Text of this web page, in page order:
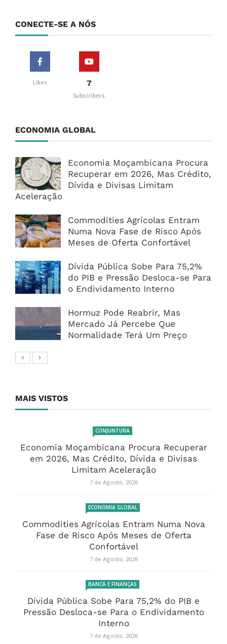
CONECTE-SE A NÓS
Likes 7
Subscribers
ECONOMIA GLOBAL
Economia Moçambicana Procura
Recuperar em 2026, Mas Crédito,
Dívida e Divisas Limitam
Aceleração
Commodities Agrícolas Entram
Numa Nova Fase de Risco Após
Meses de Oferta Confortável
Dívida Pública Sobe Para 75,2%
do PIB e Pressão Desloca-se Para
o Endividamento Interno
Hormuz Pode Reabrir, Mas
Mercado Já Percebe Que
Normalidade Terá Um Preço
MAIS VISTOS
CONJUNTURA
Economia Moçambicana Procura Recuperar
em 2026, Mas Crédito, Dívida e Divisas
Limitam Aceleração
7 de Agosto, 2026
ECONOMIA GLOBAL
Commodities Agrícolas Entram Numa Nova
Fase de Risco Após Meses de Oferta
Confortável
7 de Agosto, 2026
BANCA E FINANÇAS
Dívida Pública Sobe Para 75,2% do PIB e
Pressão Desloca-se Para o Endividamento
Interno
7 de Agosto, 2026